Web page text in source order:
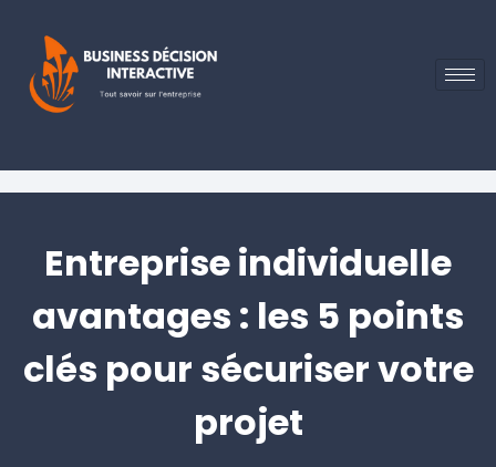
Entreprise individuelle
avantages : les 5 points
clés pour sécuriser votre
projet